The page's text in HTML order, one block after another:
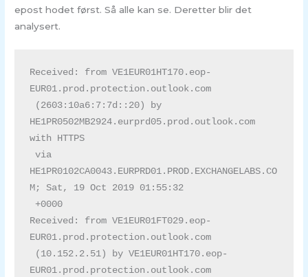
epost hodet først. Så alle kan se. Deretter blir det
analysert.
Received: from VE1EUR01HT170.eop-
EUR01.prod.protection.outlook.com
HE1PR0502MB2924.eurprd05.prod.outlook.com
with HTTPS
HE1PR0102CA0043.EURPRD01.PROD.EXCHANGELABS.CO
M; Sat, 19 Oct 2019 01:55:32
Received: from VE1EUR01FT029.eop-
EUR01.prod.protection.outlook.com
EUR01.prod.protection.outlook.com